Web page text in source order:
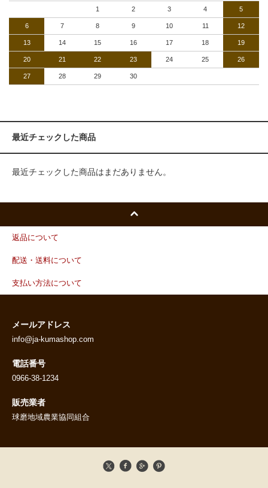
1 2 3 4 5
6 7 8 9 10 11 12
13 14 15 16 17 18 19
20 21 22 23 24 25 26
27 28 29 30
最近チェックした商品
最近チェックした商品はまだありません。
返品について
配送・送料について
支払い方法について
メールアドレス
info@ja-kumashop.com
電話番号
0966-38-1234
販売業者
球磨地域農業協同組合